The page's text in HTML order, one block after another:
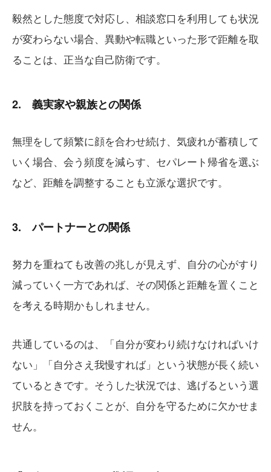
毅然とした態度で対応し、相談窓口を利用しても状況
が変わらない場合、異動や転職といった形で距離を取
ることは、正当な自己防衛です。
2. 義実家や親族との関係
無理をして頻繁に顔を合わせ続け、気疲れが蓄積して
いく場合、会う頻度を減らす、セパレート帰省を選ぶ
など、距離を調整することも立派な選択です。
3. パートナーとの関係
努力を重ねても改善の兆しが見えず、自分の心がすり
減っていく一方であれば、その関係と距離を置くこと
を考える時期かもしれません。
共通しているのは、「自分が変わり続けなければいけ
ない」「自分さえ我慢すれば」という状態が長く続い
ているときです。そうした状況では、逃げるという選
択肢を持っておくことが、自分を守るために欠かせま
せん。